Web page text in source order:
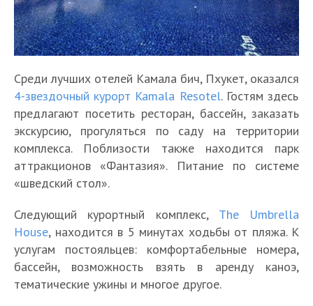
Среди лучших отелей Камала бич, Пхукет, оказался
4-звездочный курорт Kamala Resotel. Гостям здесь
предлагают посетить ресторан, бассейн, заказать
экскурсию, прогуляться по саду на территории
комплекса. Поблизости также находится парк
аттракционов «Фантазия». Питание по системе
«шведский стол».
Следующий курортный комплекс, The Umbrella
House, находится в 5 минутах ходьбы от пляжа. К
услугам постояльцев: комфортабельные номера,
бассейн, возможность взять в аренду каноэ,
тематические ужины и многое другое.